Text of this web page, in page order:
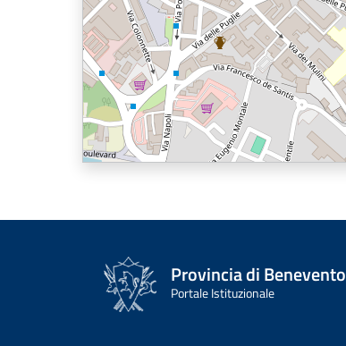
Provincia di Benevento
Portale Istituzionale